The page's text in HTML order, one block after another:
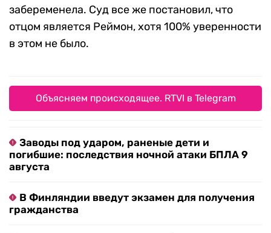
забеременела. Суд все же постановил, что
отцом является Реймон, хотя 100% уверенности
в этом не было.
Объясняем происходящее. RTVI в Telegram
Заводы под ударом, раненые дети и
погибшие: последствия ночной атаки БПЛА 9
августа
В Финляндии введут экзамен для получения
гражданства